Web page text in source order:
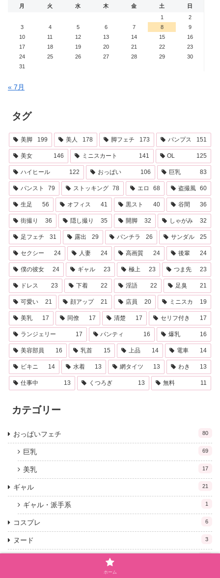
月 火 水 木 金 土
日
1
2
3
4 5 6 7 8
9
10
11 12 13 14 15
16
17
18 19 20 21 22
23
24
25 26 27 28 29
30
31
« 7月
タグ
美脚 199 美人 178 脚フェチ 173 パンプス 151
美女 146 ミニスカート 141 OL 125
ハイヒール 122 おっぱい 106 巨乳 83
パンスト 79 ストッキング 78 エロ 68 盗撮風 60
生足 56 オフィス 41 黒スト 40 谷間 36
街撮り 36 隠し撮り 35 開脚 32 しゃがみ 32
足フェチ 31 露出 29 パンチラ 26 サンダル 25
セクシー 24 人妻 24 高画質 24 後輩 24
僕の彼女 24 ギャル 23 極上 23 つま先 23
ドレス 23 下着 22 淫語 22 足臭 21
可愛い 21 顔アップ 21 店員 20 ミニスカ 19
美乳 17 同僚 17 清楚 17 セリフ付き 17
ランジェリー 17 パンティ 16 爆乳 16
美容部員 16 乳首 15 上品 14 電車 14
ビキニ 14 水着 13 網タイツ 13 わき 13
仕事中 13 くつろぎ 13 無料 11
カテゴリー
おっぱいフェチ 80
巨乳 69
美乳 17
ギャル 21
ギャル・派手系 1
コスプレ 6
ヌード 3
ホーム